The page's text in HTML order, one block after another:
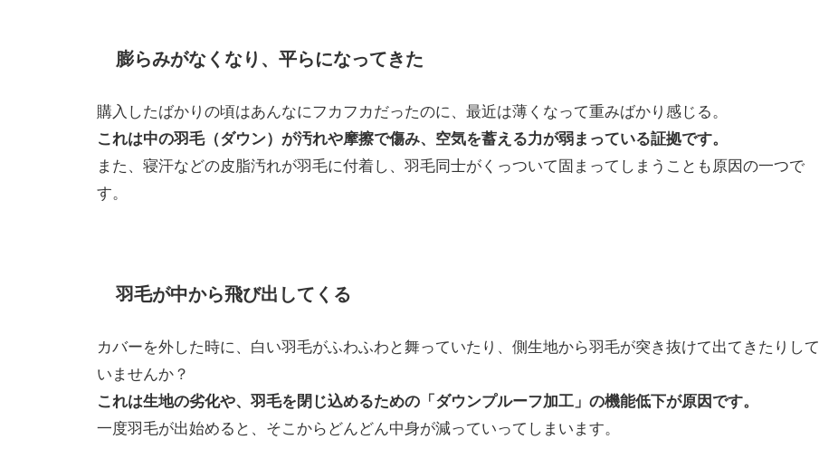
膨らみがなくなり、平らになってきた
購入したばかりの頃はあんなにフカフカだったのに、最近は薄くなって重みばかり感じる。
これは中の羽毛（ダウン）が汚れや摩擦で傷み、空気を蓄える力が弱まっている証拠です。
また、寝汗などの皮脂汚れが羽毛に付着し、羽毛同士がくっついて固まってしまうことも原因の一つで
す。
羽毛が中から飛び出してくる
カバーを外した時に、白い羽毛がふわふわと舞っていたり、側生地から羽毛が突き抜けて出てきたりして
いませんか？
これは生地の劣化や、羽毛を閉じ込めるための「ダウンプルーフ加工」の機能低下が原因です。
一度羽毛が出始めると、そこからどんどん中身が減っていってしまいます。